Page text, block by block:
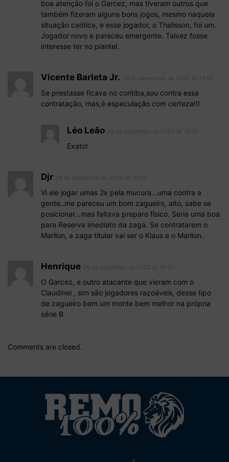
boa atenção foi o Garcez, mas tiveram outros que
também fizeram alguns bons jogos, mesmo naquela
situação caótica, e esse jogador, o Thalisson, foi um.
Jogador novo e pareceu emergente. Talvez fosse
interesse ter no plantel.
Vicente Barleta Jr.
Se prestasse ficava no coritiba,sou contra essa
contratação, mas,é especulação com certeza!!!
Léo Leão
Exato!
Djr
Vi ele jogar umas 2x pela mucura…uma contra a
gente..me pareceu um bom zagueiro, alto, sabe se
posicionar…mas faltava preparo físico. Seria uma boa
para Reserva imediato da zaga. Se contratarem o
Marllon, a zaga titular vai ser o Klaus e o Marllon.
Henrique
O Garcez, e outro atacante que vieram com o
Claudinei , sim são jogadores razoáveis, desse tipo
de zagueiro bem um monte bem melhor na própria
série B
Comments are closed.